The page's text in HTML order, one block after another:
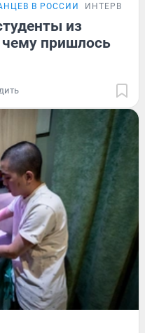
В РОССИИ ИНТЕРВЬЮ
из
чему пришлось